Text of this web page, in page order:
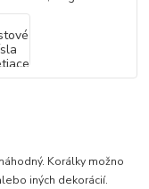
Korálky možno
iných dekorácií.